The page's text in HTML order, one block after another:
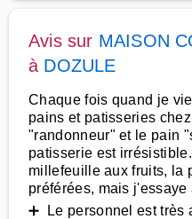
Avis sur MAISON
à DOZULE
Chaque fois quand je
pains et patisseries
"randonneur" et le pain
patisserie est
millefeuille aux fruits, la
préférées, mais
➕ Le personnel est très